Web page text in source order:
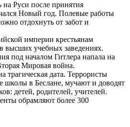
Руси после принятия
Новый год. Полевые работы
отдохнуть от забот и
империи крестьянам
высших учебных заведениях.
под началом Гитлера напала на
Мировая война.
трагическая дата. Террористы
школы в Беслане, мучают и доводят
детей, родителей, учителей.
обрамляют более 300